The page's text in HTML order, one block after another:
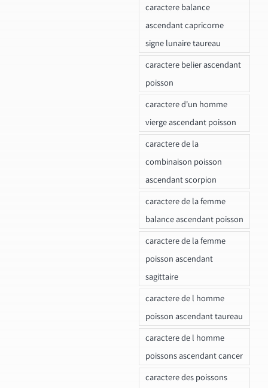
caractere balance
ascendant capricorne
signe lunaire taureau
caractere belier ascendant
poisson
caractere d'un homme
vierge ascendant poisson
caractere de la
combinaison poisson
ascendant scorpion
caractere de la femme
balance ascendant poisson
caractere de la femme
poisson ascendant
sagittaire
caractere de l homme
poisson ascendant taureau
caractere de l homme
poissons ascendant cancer
caractere des poissons